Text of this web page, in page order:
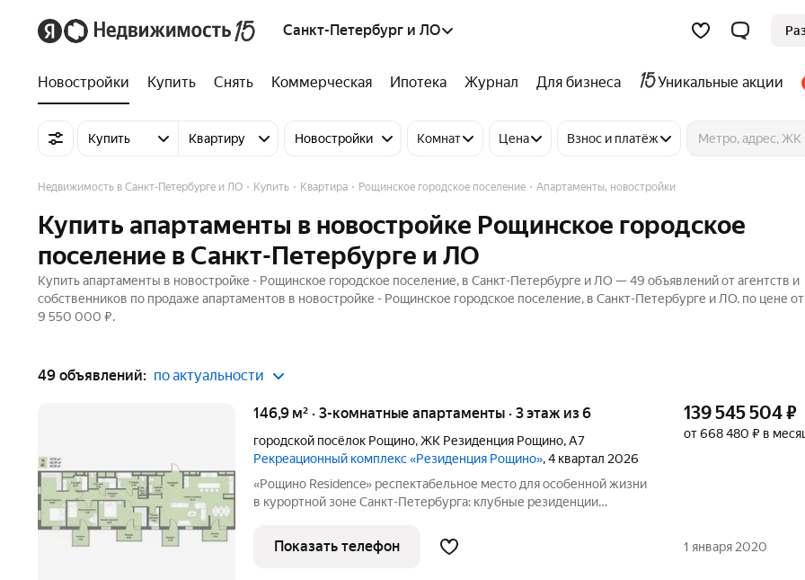
Санкт-Петербург и ЛО
Новостройки Купить Снять Коммерческая Ипотека Журнал Для бизнеса Уникальные акции
Купить Квартиру Новостройки Комнат Цена Взнос и платёж
Недвижимость в Санкт-Петербурге и ЛО Купить Квартира Рощинское городское поселение Апартаменты, новостройки
Купить апартаменты в новостройке Рощинское городское
поселение в Санкт-Петербурге и ЛО
Купить апартаменты в новостройке - Рощинское городское поселение, в Санкт-Петербурге и ЛО — 49 объявлений от агентств и
собственников по продаже апартаментов в новостройке - Рощинское городское поселение, в Санкт-Петербурге и ЛО. по цене от
9 550 000 ₽.
49 объявлений: по актуальности
146,9 м² · 3-комнатные апартаменты · 3 этаж из 6
городской посёлок Рощино,ЖК Резиденция Рощино,А7
Рекреационный комплекс «Резиденция Рощино», 4 квартал 2026
«Рощино Residence» респектабельное место для особенной жизни
в курортной зоне Санкт-Петербурга: клубные резиденции
уровнем безопасности и масштабной инфраструктурой.
Приватная территория
139 545 504₽
от 668 480 ₽ в
Показать телефон 1 января 2020